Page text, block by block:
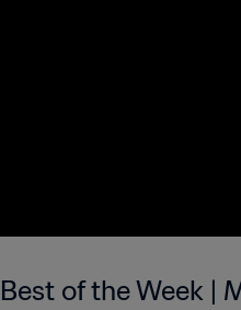
Best of the Week |